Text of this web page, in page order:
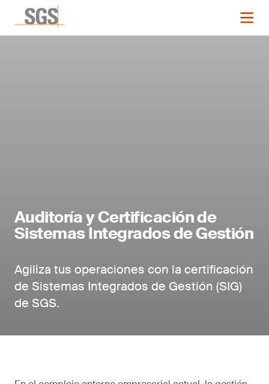
Auditoría y Certificación de
Sistemas Integrados de Gestión
Agiliza tus operaciones con la certificación
de Sistemas Integrados de Gestión (SIG)
de SGS.